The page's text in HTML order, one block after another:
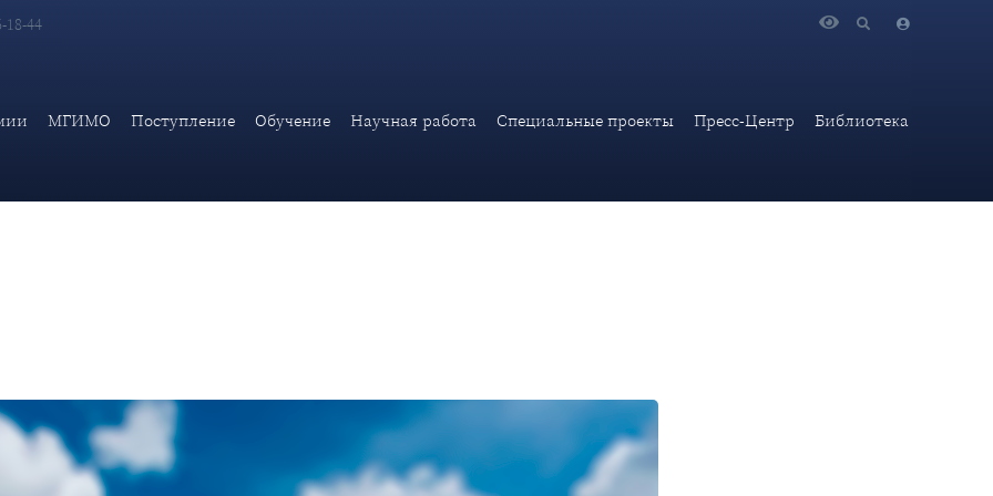
18-44
МГИМО Поступление Обучение Научная работа Специальные проекты Пресс-Центр Библиотека
академии МИД России А.В.Яковенко "Билл Гейтс о недоверии к властям: реальная проблема, но почему"